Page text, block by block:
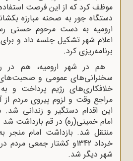
موظف کرد که از این فرصت
دستگاه جور به صحنه‌ مبارزه
ارومیه به دست مرحوم حسنی
برنامه‌ریزى کرد.
هم در شهر ارومیه، هم در
سخنرانى‌هاى عمومى و
خلافکارى‌هاى رژیم پرداخت و
مراجع وقت و لزوم پیروى مردم از
این اقدام دستگیر و زندانی
امام خمینی(ره) در قم بازداشت شد
منتقل شد. بازداشت امام منجر
خرداد 1342و کشتار جمعى
شهر دیگر شد.